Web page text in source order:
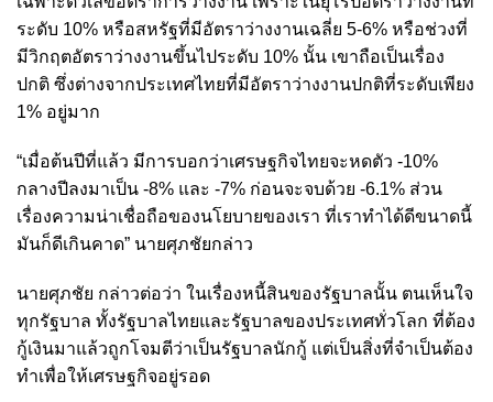
ระดับ 10% หรือสหรัฐที่มีอัตราว่างงานเฉลี่ย 5-6% หรือช่วงที่
มีวิกฤตอัตราว่างงานขึ้นไประดับ 10% นั้น เขาถือเป็นเรื่อง
ปกติ ซึ่งต่างจากประเทศไทยที่มีอัตราว่างงานปกติที่ระดับเพียง
1% อยู่มาก
“เมื่อต้นปีที่แล้ว มีการบอกว่าเศรษฐกิจไทยจะหดตัว -10%
กลางปีลงมาเป็น -8% และ -7% ก่อนจะจบด้วย -6.1% ส่วน
เรื่องความน่าเชื่อถือของนโยบายของเรา ที่เราทำได้ดีขนาดนี้
มันก็ดีเกินคาด” นายศุภชัยกล่าว
นายศุภชัย กล่าวต่อว่า ในเรื่องหนี้สินของรัฐบาลนั้น ตนเห็นใจ
ทุกรัฐบาล ทั้งรัฐบาลไทยและรัฐบาลของประเทศทั่วโลก ที่ต้อง
กู้เงินมาแล้วถูกโจมตีว่าเป็นรัฐบาลนักกู้ แต่เป็นสิ่งที่จำเป็นต้อง
ทำเพื่อให้เศรษฐกิจอยู่รอด